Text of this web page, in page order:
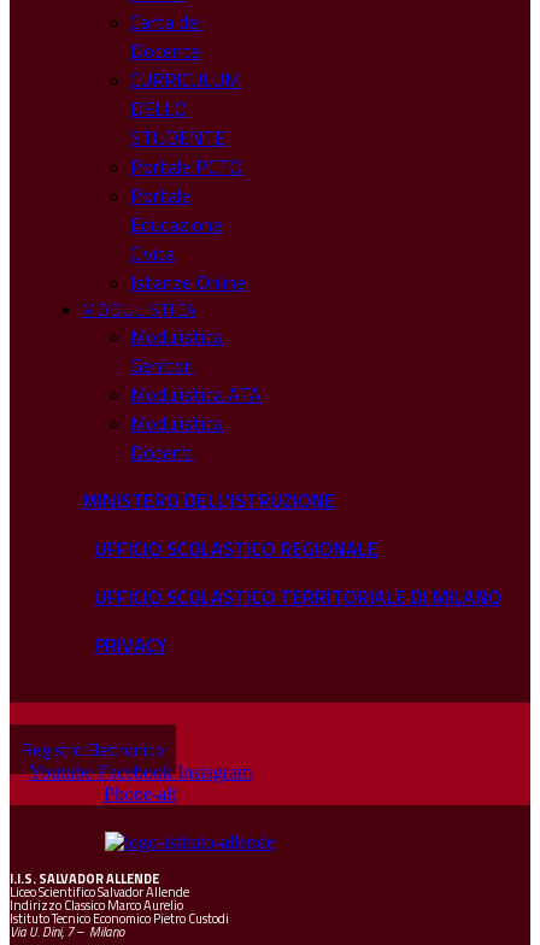
Carta del
Docente
CURRICULUM
DELLO
STUDENTE
Portale PCTO
Portale
Educazione
Civica
Istanze Online
MODULISTICA
Modulistica
Genitori
Modulistica ATA
Modulistica
Docenti
MINISTERO DELL'ISTRUZIONE
UFFICIO SCOLASTICO REGIONALE
UFFICIO SCOLASTICO TERRITORIALE DI MILANO
PRIVACY
Registro Elettronico
Youtube Facebook Instagram
Phone-alt
I.I.S.SALVADOR ALLENDE
Liceo Scientifico Salvador Allende
Indirizzo Classico Marco Aurelio
Istituto Tecnico Economico Pietro Custodi
Via U. Dini, 7 – Milano